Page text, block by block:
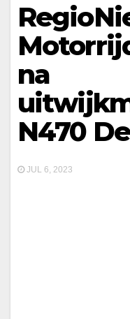
na
N470
JUL 6, 2023